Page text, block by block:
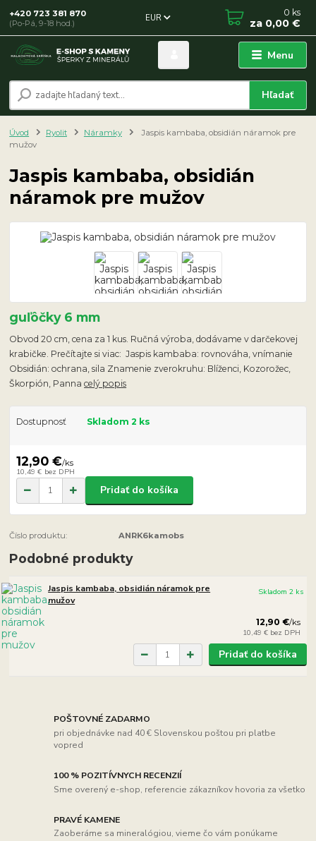
Menu
EUR
Hľadať
+420 723 381 870
(Po-Pá, 9-18 hod.)
0 ks
za 0,00 €
Úvod Ryolit Náramky
Jaspis kambaba, obsidián náramok pre
mužov
Jaspis kambaba, obsidián
náramok pre mužov
guľôčky 6 mm
Obvod 20 cm, cena za 1 kus. Ručná výroba, dodávame v darčekovej
krabičke. Prečítajte si viac: Jaspis kambaba: rovnováha, vnímanie
Obsidián: ochrana, sila Znamenie zverokruhu: Blíženci, Kozorožec,
Škorpión, Pannacelý popis
Dostupnosť Skladom 2 ks
12,90 €/ks
10,49 € bez DPH
Pridať do košíka
Číslo produktu: ANRK6kamobs
Podobné produkty
Jaspis kambaba, obsidián náramok pre
mužov
12,90 €/ks
10,49 € bez DPH
Skladom 2 ks
Pridať do košíka
POŠTOVNÉ ZADARMO
pri objednávke nad 40 € Slovenskou poštou pri platbe
vopred
100 % POZITÍVNYCH RECENZIÍ
Sme overený e-shop, referencie zákazníkov hovoria za všetko
PRAVÉ KAMENE
Zaoberáme sa mineralógiou, vieme čo vám ponúkame